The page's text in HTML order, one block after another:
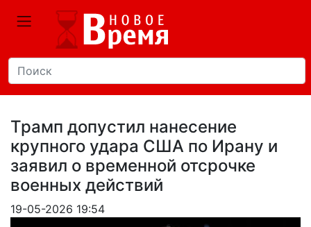
Трамп допустил нанесение
крупного удара США по Ирану и
заявил о временной отсрочке
военных действий
19-05-2026 19:54